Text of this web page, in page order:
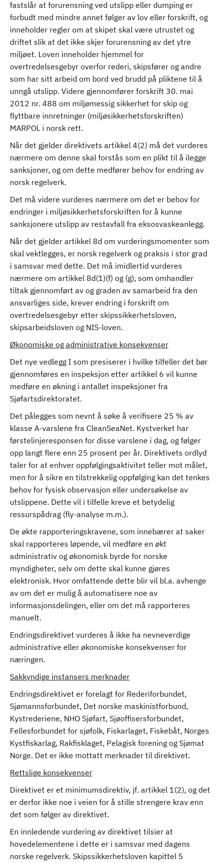
fastslår at forurensning ved utslipp eller dumping er
forbudt med mindre annet følger av lov eller forskrift, og
inneholder regler om at skipet skal være utrustet og
driftet slik at det ikke skjer forurensning av det ytre
miljøet. Loven inneholder hjemmel for
overtredelsesgebyr overfor rederi, skipsfører og andre
som har sitt arbeid om bord ved brudd på pliktene til å
unngå utslipp. Videre gjennomfører forskrift 30. mai
2012 nr. 488 om miljømessig sikkerhet for skip og
flyttbare innretninger (miljøsikkerhetsforskriften)
MARPOL i norsk rett.
Når det gjelder direktivets artikkel 4(2) må det vurderes
nærmere om denne skal forstås som en plikt til å ilegge
sanksjoner, og om dette medfører behov for endring av
norsk regelverk.
Det må videre vurderes nærmere om det er behov for
endringer i miljøsikkerhetsforskriften for å kunne
sanksjonere utslipp av restavfall fra eksosvaskeanlegg.
Når det gjelder artikkel 8d om vurderingsmomenter som
skal vektlegges, er norsk regelverk og praksis i stor grad
i samsvar med dette. Det må imidlertid vurderes
nærmere om artikkel 8d(1)(f) og (g), som omhandler
tiltak gjennomført av og graden av samarbeid fra den
ansvarliges side, krever endring i forskrift om
overtredelsesgebyr etter skipssikkerhetsloven,
skipsarbeidsloven og NIS-loven.
Økonomiske og administrative konsekvenser
Det nye vedlegg I som presiserer i hvilke tilfeller det bør
gjennomføres en inspeksjon etter artikkel 6 vil kunne
medføre en økning i antallet inspeksjoner fra
Sjøfartsdirektoratet.
Det pålegges som nevnt å søke å verifisere 25 % av
klasse A-varslene fra CleanSeaNet. Kystverket har
førstelinjeresponsen for disse varslene i dag, og følger
opp langt flere enn 25 prosent per år. Direktivets ordlyd
taler for at enhver oppfølgingsaktivitet teller mot målet,
men for å sikre en tilstrekkelig oppfølging kan det tenkes
behov for fysisk observasjon eller undersøkelse av
utslippene. Dette vil i tilfelle kreve et betydelig
ressurspådrag (fly-analyse m.m.).
De økte rapporteringskravene, som innebærer at saker
skal rapporteres løpende, vil medføre en økt
administrativ og økonomisk byrde for norske
myndigheter, selv om dette skal kunne gjøres
elektronisk. Hvor omfattende dette blir vil bl.a. avhenge
av om det er mulig å automatisere noe av
informasjonsdelingen, eller om det må rapporteres
manuelt.
Endringsdirektivet vurderes å ikke ha nevneverdige
administrative eller økonomiske konsekvenser for
næringen.
Sakkyndige instansers merknader
Endringsdirektivet er forelagt for Rederiforbundet,
Sjømannsforbundet, Det norske maskinistforbund,
Kystrederiene, NHO Sjøfart, Sjøoffisersforbundet,
Fellesforbundet for sjøfolk, Fiskarlaget, Fiskebåt, Norges
Kystfiskarlag, Rakfisklaget, Pelagisk forening og Sjømat
Norge. Det er ikke mottatt merknader til direktivet.
Rettslige konsekvenser
Direktivet er et minimumsdirektiv, jf. artikkel 1(2), og det
er derfor ikke noe i veien for å stille strengere krav enn
det som følger av direktivet.
En innledende vurdering av direktivet tilsier at
hovedelementene i dette er i samsvar med dagens
norske regelverk. Skipssikkerhetsloven kapittel 5